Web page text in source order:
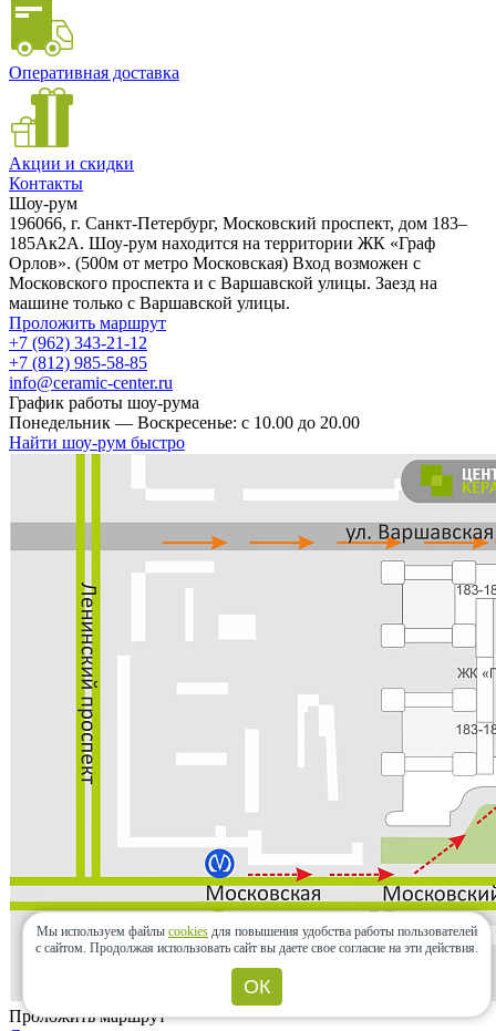
Оперативная доставка
Акции и скидки
Контакты
Шоу-рум
196066, г. Санкт-Петербург, Московский проспект, дом 183–
185Ак2А. Шоу-рум находится на территории ЖК «Граф
Орлов». (500м от метро Московская) Вход возможен с
Московского проспекта и с Варшавской улицы. Заезд на
машине только с Варшавской улицы.
Проложить маршрут
+7 (962) 343-21-12
+7 (812) 985-58-85
info@ceramic-center.ru
График работы шоу-рума
Понедельник — Воскресенье: с 10.00 до 20.00
Найти шоу-рум быстро
Проложить маршрут
Мы используем файлы cookies для повышения удобства работы пользователей
с сайтом. Продолжая использовать сайт вы даете свое согласие на эти действия.
ОК